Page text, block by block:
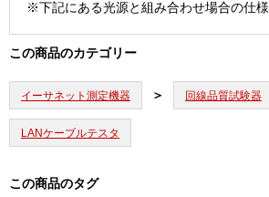
※下記にある光源と組み合わせ場合の仕様
この商品のカテゴリー
イーサネット測定機器 回線品質試験器
LANケーブルテスタ
この商品のタグ